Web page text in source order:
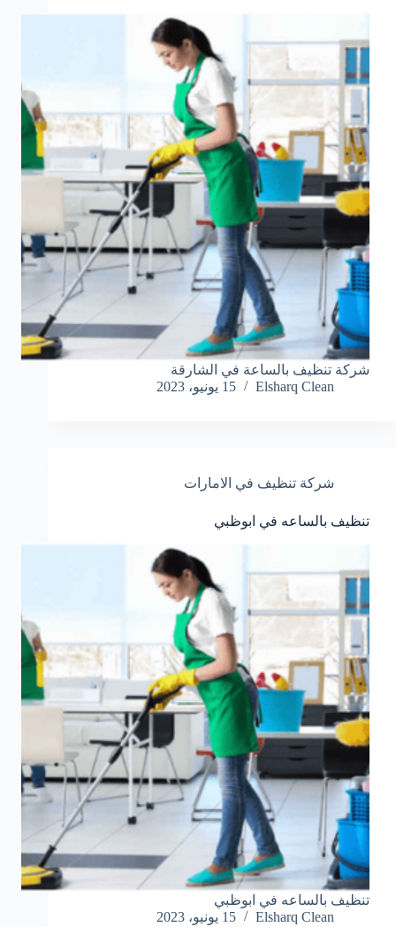
شركة تنظيف بالساعة في الشارقة
Elsharq Clean
15 يونيو، 2023
شركة تنظيف في الامارات
تنظيف بالساعه في ابوظبي
تنظيف بالساعه في ابوظبي
Elsharq Clean
15 يونيو، 2023